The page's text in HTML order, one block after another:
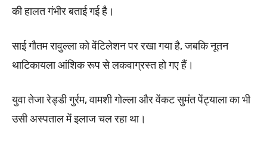
की हालत गंभीर बताई गई है।
साई गौतम रावुल्ला को वेंटिलेशन पर रखा गया है, जबकि नूतन
थाटिकायला आंशिक रूप से लकवाग्रस्त हो गए हैं।
युवा तेजा रेड्डी गुर्रम, वामशी गोल्ला और वेंकट सुमंत पेंट्याला का भी
उसी अस्पताल में इलाज चल रहा था।